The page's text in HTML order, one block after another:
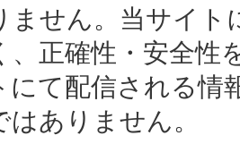
ません。当サイ
、正確性・安全性
にて配信される情
ありません。